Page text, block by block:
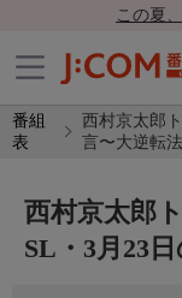
この夏
番組
表
西村京太郎
言〜大逆転
西村京太郎
SL・3月23